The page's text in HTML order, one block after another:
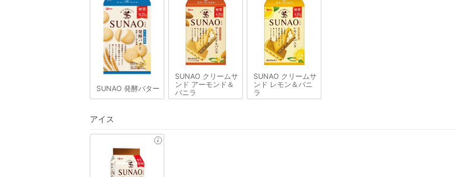
SUNAO 発酵バター
SUNAO クリームサ
ンド アーモンド＆
バニラ
SUNAO クリームサ
ンド レモン＆バニ
ラ
アイス